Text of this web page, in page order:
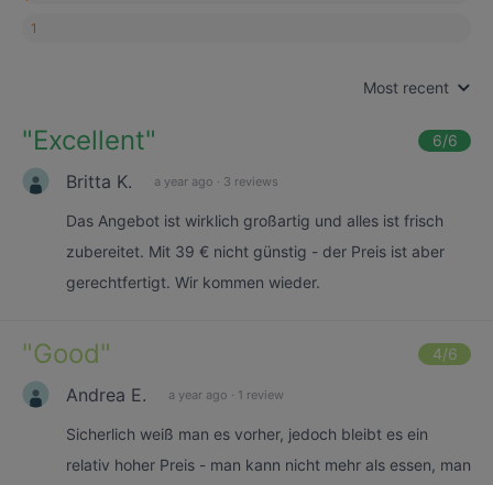
1
Most recent
"Excellent" 6/6
Britta K. a year ago · 3 reviews
Das Angebot ist wirklich großartig und alles ist frisch
zubereitet. Mit 39 € nicht günstig - der Preis ist aber
gerechtfertigt. Wir kommen wieder.
"Good" 4/6
Andrea E. a year ago · 1 review
Sicherlich weiß man es vorher, jedoch bleibt es ein
relativ hoher Preis - man kann nicht mehr als essen, man